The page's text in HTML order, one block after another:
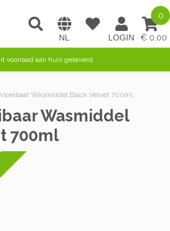
0,00
0
voorraad aan huis geleverd
Wasmiddel Black Velvet 700ml
Wasmiddel
700ml